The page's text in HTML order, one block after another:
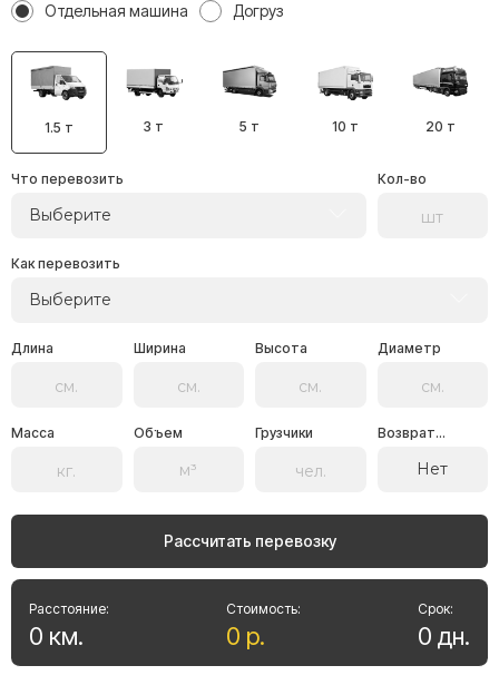
Отдельная машина Догруз
1.5 т 3 т 5 т 10 т 20 т
Что перевозить
Выберите
Кол-во
Как перевозить
Выберите
Длина Ширина Высота Диаметр
Масса Объем Грузчики Возврат...
Нет
Рассчитать перевозку
Стоимость:
0 р.
Расстояние:
0 км.
Срок:
0 дн.